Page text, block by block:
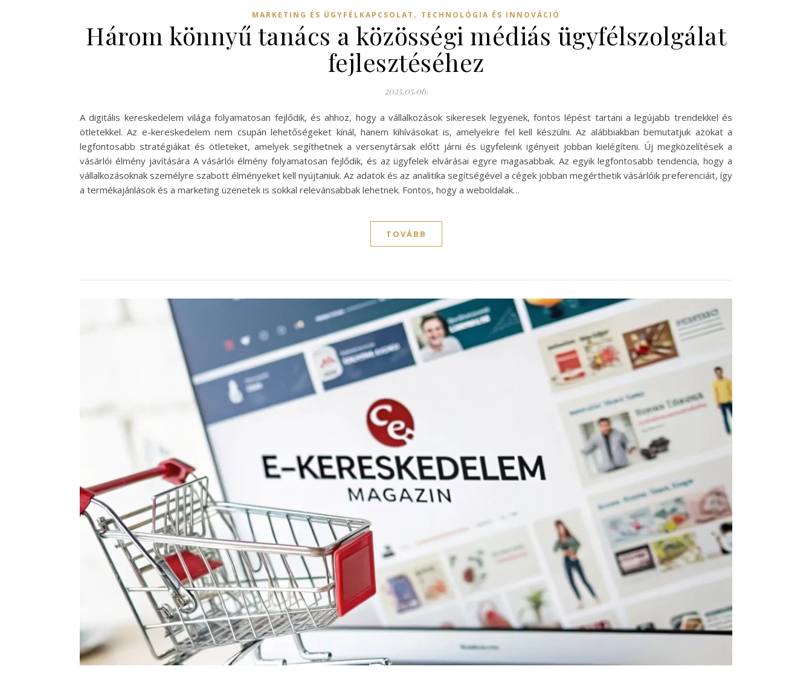
MARKETING ÉS ÜGYFÉLKAPCSOLAT , TECHNOLÓGIA ÉS INNOVÁCIÓ
Három könnyű tanács a közösségi médiás ügyfélszolgálat
fejlesztéséhez
2025.05.06.
A digitális kereskedelem világa folyamatosan fejlődik, és ahhoz, hogy a vállalkozások sikeresek legyenek, fontos lépést tartani a legújabb trendekkel és
ötletekkel. Az e-kereskedelem nem csupán lehetőségeket kínál, hanem kihívásokat is, amelyekre fel kell készülni. Az alábbiakban bemutatjuk azokat a
legfontosabb stratégiákat és ötleteket, amelyek segíthetnek a versenytársak előtt járni és ügyfeleink igényeit jobban kielégíteni. Új megközelítések a
vásárlói élmény javítására A vásárlói élmény folyamatosan fejlődik, és az ügyfelek elvárásai egyre magasabbak. Az egyik legfontosabb tendencia, hogy a
vállalkozásoknak személyre szabott élményeket kell nyújtaniuk. Az adatok és az analitika segítségével a cégek jobban megérthetik vásárlóik preferenciáit, így
a termékajánlások és a marketing üzenetek is sokkal relevánsabbak lehetnek. Fontos, hogy a weboldalak…
TOVÁBB